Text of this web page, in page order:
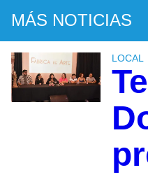
MÁS NOTICIAS
LOCAL